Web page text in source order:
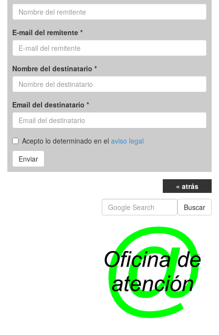
E-mail del remitente *
Nombre del destinatario *
Email del destinatario *
Acepto lo determinado en el aviso legal
Enviar
« atrás
Buscar